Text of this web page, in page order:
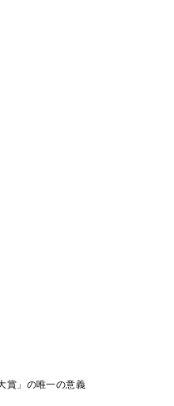
賞」の唯一の意義